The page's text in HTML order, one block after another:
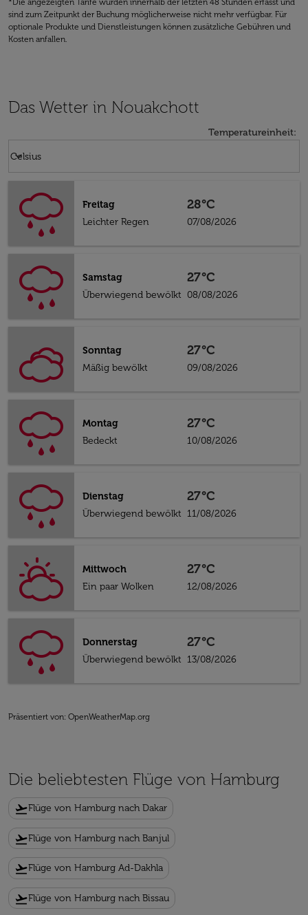
*Die angezeigten Tarife wurden innerhalb der letzten 48 Stunden erfasst und
sind zum Zeitpunkt der Buchung möglicherweise nicht mehr verfügbar. Für
optionale Produkte und Dienstleistungen können zusätzliche Gebühren und
Kosten anfallen.
Das Wetter in Nouakchott
Temperatureinheit:
Celsius
keyboard_arrow_down
Freitag
Leichter Regen
28°C
07/08/2026
Samstag
Überwiegend bewölkt
27°C
08/08/2026
Sonntag
Mäßig bewölkt
27°C
09/08/2026
Montag
Bedeckt
27°C
10/08/2026
Dienstag
Überwiegend bewölkt
27°C
11/08/2026
Mittwoch
Ein paar Wolken
27°C
12/08/2026
Donnerstag
Überwiegend bewölkt
27°C
13/08/2026
Präsentiert von: OpenWeatherMap.org
Die beliebtesten Flüge von Hamburg
flight_takeoffFlüge von Hamburg nach Dakar
flight_takeoffFlüge von Hamburg nach Banjul
flight_takeoffFlüge von Hamburg Ad-Dakhla
flight_takeoffFlüge von Hamburg nach Bissau